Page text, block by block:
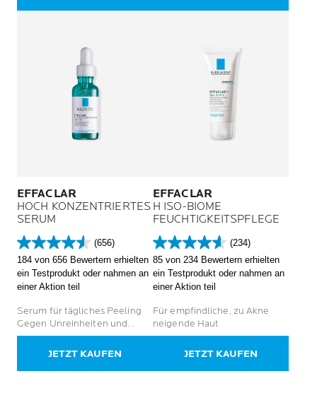
EFFACLAR
HOCH KONZENTRIERTES
SERUM
(656)
4.5
von
5
Sternen.
Bewertungen
184 von 656 Bewertern erhielten
ein Testprodukt oder nahmen an
einer Aktion teil
Serum für tägliches Peeling
Gegen Unreinheiten und
Pickel Für zu Akne neigende
Haut bei Erwachsenen
JETZT KAUFEN
EFFACLAR
H ISO-BIOME
FEUCHTIGKEITSPFLEGE
(234)
4.6
von
5
Sternen.
Bewertungen
85 von 234 Bewertern erhielten
ein Testprodukt oder nahmen an
einer Aktion teil
Für empfindliche, zu Akne
neigende Haut
JETZT KAUFEN